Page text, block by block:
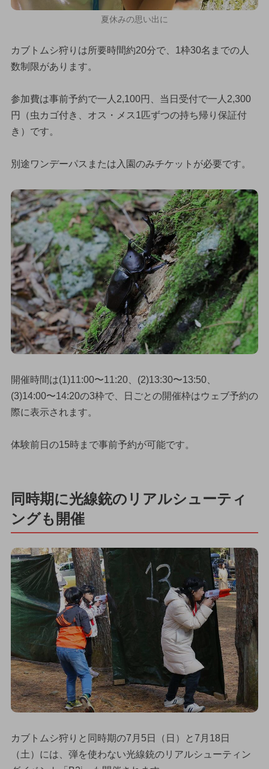
夏休みの思い出に
カブトムシ狩りは所要時間約20分で、1枠30名までの人
数制限があります。
参加費は事前予約で一人2,100円、当日受付で一人2,300
円（虫カゴ付き、オス・メス1匹ずつの持ち帰り保証付
き）です。
別途ワンデーパスまたは入園のみチケットが必要です。
開催時間は(1)11:00〜11:20、(2)13:30〜13:50、
(3)14:00〜14:20の3枠で、日ごとの開催枠はウェブ予約の
際に表示されます。
体験前日の15時まで事前予約が可能です。
同時期に光線銃のリアルシューティ
ングも開催
カブトムシ狩りと同時期の7月5日（日）と7月18日
（土）には、弾を使わない光線銃のリアルシューティン